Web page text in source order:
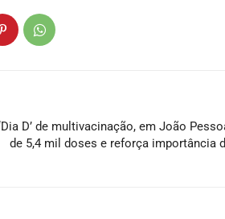
D’ de multivacinação, em João
de 5,4 mil doses e reforça importância